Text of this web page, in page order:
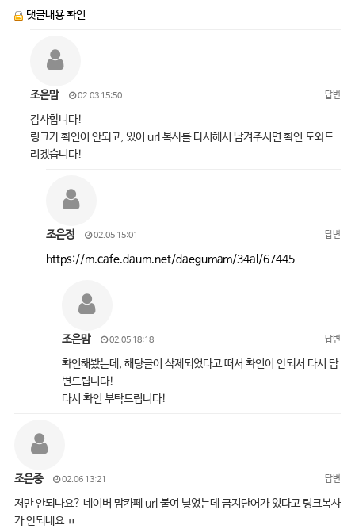
댓글내용 확인
조은맘 02.03 15:50 답변
감사합니다!
링크가 확인이 안되고, 있어 url 복사를 다시해서 남겨주시면 확인 도와드
리겠습니다!
조은정 02.05 15:01 답변
https://m.cafe.daum.net/daegumam/34al/67445
조은맘 02.05 18:18 답변
확인해봤는데, 해당글이 삭제되었다고 떠서 확인이 안되서 다시 답
변드립니다!
다시 확인 부탁드립니다!
조은중 02.06 13:21 답변
저만 안되나요? 네이버 맘카페 url 붙여 넣었는데 금지단어가 있다고 링크복사
가 안되네요 ㅠ